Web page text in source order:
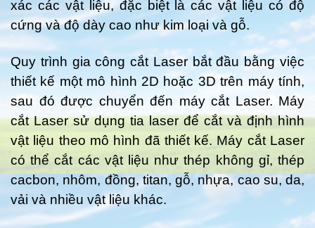
xác các vật liệu, đặc biệt là các vật liệu có độ
cứng và độ dày cao như kim loại và gỗ.
Quy trình gia công cắt Laser bắt đầu bằng việc
thiết kế một mô hình 2D hoặc 3D trên máy tính,
sau đó được chuyển đến máy cắt Laser. Máy
cắt Laser sử dụng tia laser để cắt và định hình
vật liệu theo mô hình đã thiết kế. Máy cắt Laser
có thể cắt các vật liệu như thép không gỉ, thép
cacbon, nhôm, đồng, titan, gỗ, nhựa, cao su, da,
vải và nhiều vật liệu khác.